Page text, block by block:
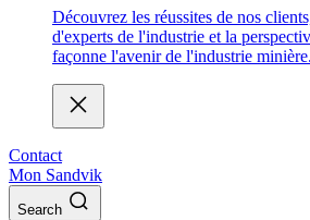
Découvrez les réussites de nos
d'experts de l'industrie et la
façonne l'avenir de l'industrie minière.
Contact
Mon Sandvik
Search